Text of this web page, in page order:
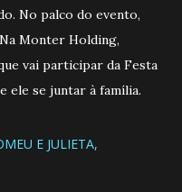
No palco do evento,
Monter Holding,
vai participar da Festa
ele se juntar à família.
E JULIETA